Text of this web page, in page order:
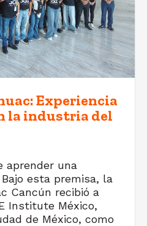
Experiencia
la industria del
aprender una
esta premisa, la
Cancún recibió a
Institute México,
de México, como